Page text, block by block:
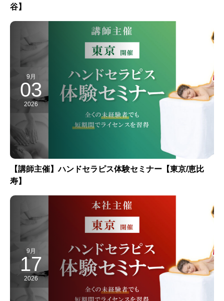
谷】
9月
03
2026
【講師主催】ハンドセラピス体験セミナー【東京/恵比
寿】
9月
17
2026